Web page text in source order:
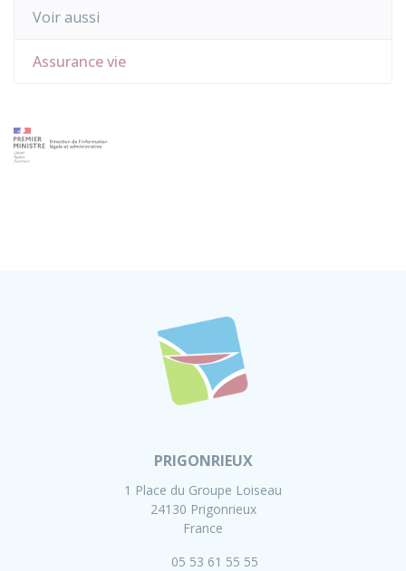
Voir aussi
Assurance vie
PRIGONRIEUX
1 Place du Groupe Loiseau
24130 Prigonrieux
France
05 53 61 55 55